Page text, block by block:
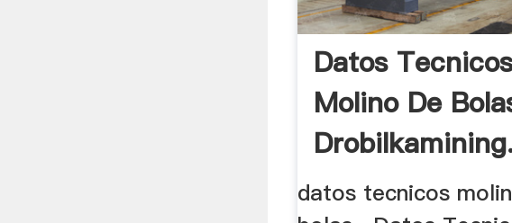
Datos
Molino De
datos tecnicos